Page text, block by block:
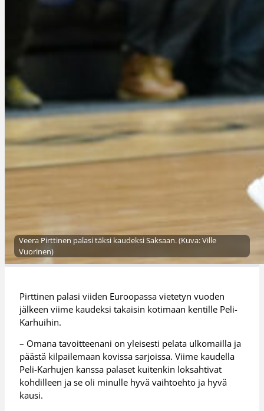
Veera Pirttinen palasi täksi kaudeksi Saksaan. (Kuva: Ville
Vuorinen)
Pirttinen palasi viiden Euroopassa vietetyn vuoden
jälkeen viime kaudeksi takaisin kotimaan kentille Peli-
Karhuihin.
– Omana tavoitteenani on yleisesti pelata ulkomailla ja
päästä kilpailemaan kovissa sarjoissa. Viime kaudella
Peli-Karhujen kanssa palaset kuitenkin loksahtivat
kohdilleen ja se oli minulle hyvä vaihtoehto ja hyvä
kausi.